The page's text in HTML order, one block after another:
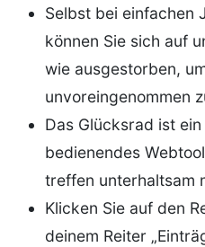
Selbst bei einfachen
können Sie sich auf
wie ausgestorben,
unvoreingenommen
Das Glücksrad ist
bedienendes
treffen unterhaltsam
Klicken Sie auf den
deinem Reiter